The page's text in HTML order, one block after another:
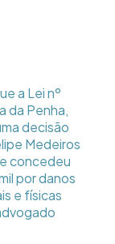
a Lei nº
da Penha,
decisão
Medeiros
concedeu
por danos
e físicas